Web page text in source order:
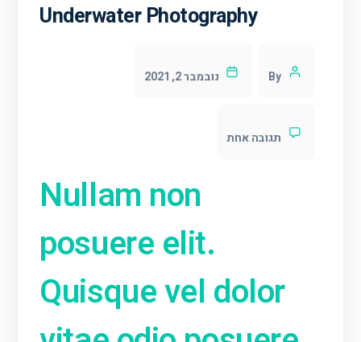
Underwater Photography
By נובמבר 2, 2021
תגובה אחת
Nullam non
posuere elit.
Quisque vel dolor